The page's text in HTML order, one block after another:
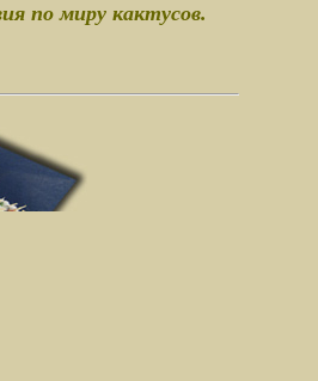
по миру кактусов.